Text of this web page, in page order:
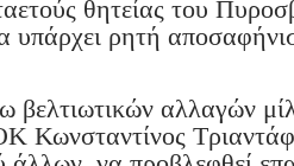
θητείας του
υπάρχει ρητή
βελτιωτικών αλλαγών
Κωνσταντίνος